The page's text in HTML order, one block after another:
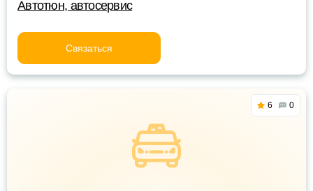
Автотюн, автосервис
Связаться
6 0